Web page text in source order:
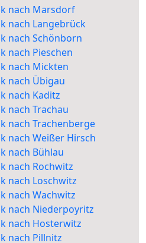
nach Marsdorf
nach Langebrück
nach Schönborn
nach Pieschen
nach Mickten
nach Übigau
nach Kaditz
nach Trachau
nach Trachenberge
nach Weißer Hirsch
nach Bühlau
nach Rochwitz
nach Loschwitz
nach Wachwitz
nach Niederpoyritz
nach Hosterwitz
nach Pillnitz